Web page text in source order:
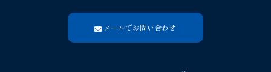
メールでお問い合わせ